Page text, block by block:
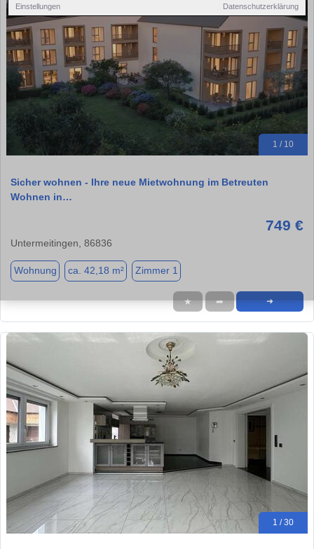
Einstellungen Datenschutzerklärung
1 / 10
Sicher wohnen - Ihre neue Mietwohnung im Betreuten
Wohnen in…
749 €
Untermeitingen, 86836
Wohnung ca. 42,18 m² Zimmer 1
★ ➦ ➜
1 / 30